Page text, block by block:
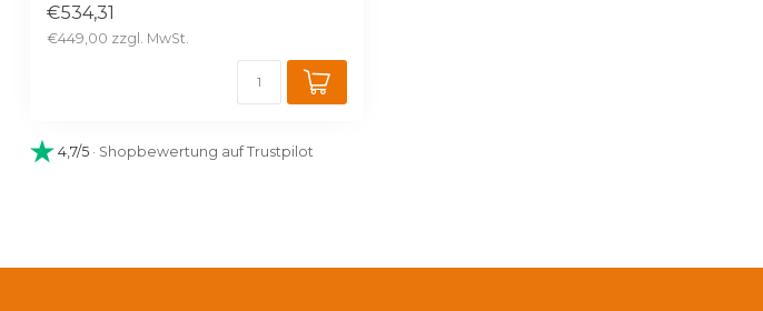
Kurbelantrieb,...
€534,31
€449,00
4,7/5 · Shopbewertung auf Trustpilot